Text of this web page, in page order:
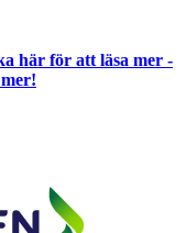
här för att läsa mer -